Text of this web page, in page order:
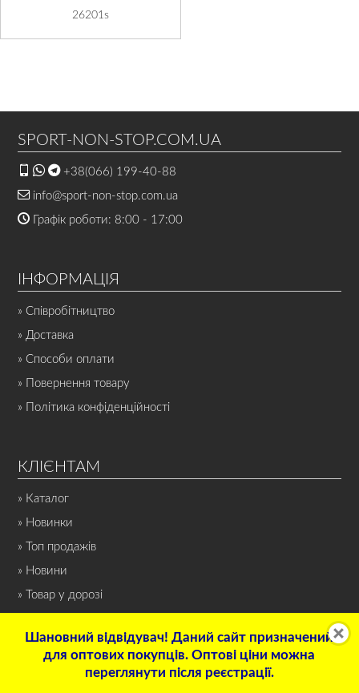
26201s
SPORT-NON-STOP.COM.UA
+38(066) 199-40-88
info@sport-non-stop.com.ua
Графік роботи: 8:00 - 17:00
ІНФОРМАЦІЯ
» Співробітництво
» Доставка
» Способи оплати
» Повернення товару
» Політика конфіденційності
КЛІЄНТАМ
» Каталог
» Новинки
» Топ продажів
» Новини
» Товар у дорозі
Шановний відвідувач! Даний сайт призначений
для оптових покупців. Оптові ціни можна
переглянути після реєстрації.